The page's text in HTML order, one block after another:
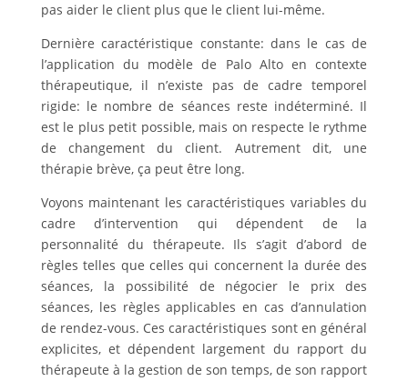
pas aider le client plus que le client lui-même.
Dernière caractéristique constante: dans le cas de
l’application du modèle de Palo Alto en contexte
thérapeutique, il n’existe pas de cadre temporel
rigide: le nombre de séances reste indéterminé. Il
est le plus petit possible, mais on respecte le rythme
de changement du client. Autrement dit, une
thérapie brève, ça peut être long.
Voyons maintenant les caractéristiques variables du
cadre d’intervention qui dépendent de la
personnalité du thérapeute. Ils s’agit d’abord de
règles telles que celles qui concernent la durée des
séances, la possibilité de négocier le prix des
séances, les règles applicables en cas d’annulation
de rendez-vous. Ces caractéristiques sont en général
explicites, et dépendent largement du rapport du
thérapeute à la gestion de son temps, de son rapport